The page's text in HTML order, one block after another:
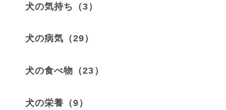
犬の気持ち（3）
犬の病気（29）
犬の食べ物（23）
犬の栄養（9）